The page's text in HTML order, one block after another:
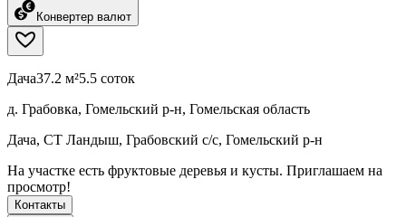
Конвертер валют
Дача37.2 м²5.5 соток
д. Грабовка, Гомельский р-н, Гомельская область
Дача, СТ Ландыш, Грабовский с/с, Гомельский р-н
На участке есть фруктовые деревья и кусты. Приглашаем на
просмотр!
Контакты